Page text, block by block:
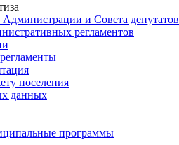
и Совета депутатов
регламентов
поселения
данных
программы